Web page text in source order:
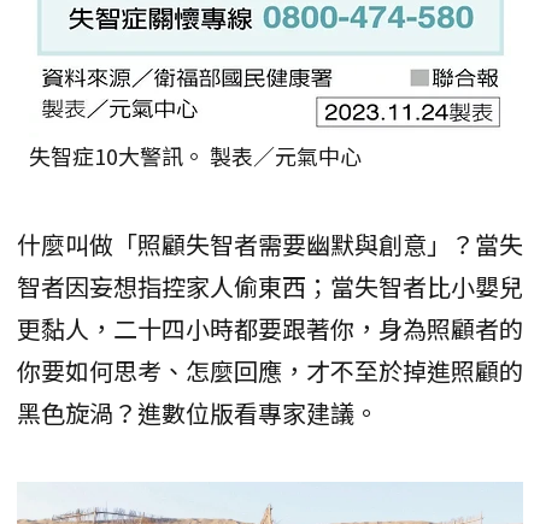
失智症10大警訊。 製表／元氣中心
什麼叫做「照顧失智者需要幽默與創意」？當失
智者因妄想指控家人偷東西；當失智者比小嬰兒
更黏人，二十四小時都要跟著你，身為照顧者的
你要如何思考、怎麼回應，才不至於掉進照顧的
黑色旋渦？進數位版看專家建議。